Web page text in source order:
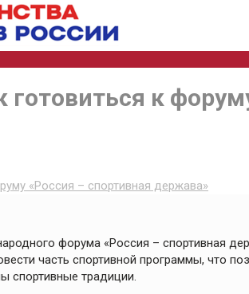
готовиться к
«Россия – спортивная держава»
форума «Россия – спортивная
часть спортивной программы, что
спортивные традиции.